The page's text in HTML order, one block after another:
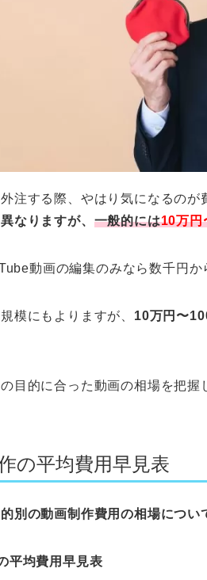
注する際、やはり気になるのが
なりますが、 一般的には10万円
動画の編集のみなら数千円か
模にもよりますが、 10万円〜
目的に合った動画の相場を把握
の平均費用早見表
的別の動画制作費用の相場につい
平均費用早見表